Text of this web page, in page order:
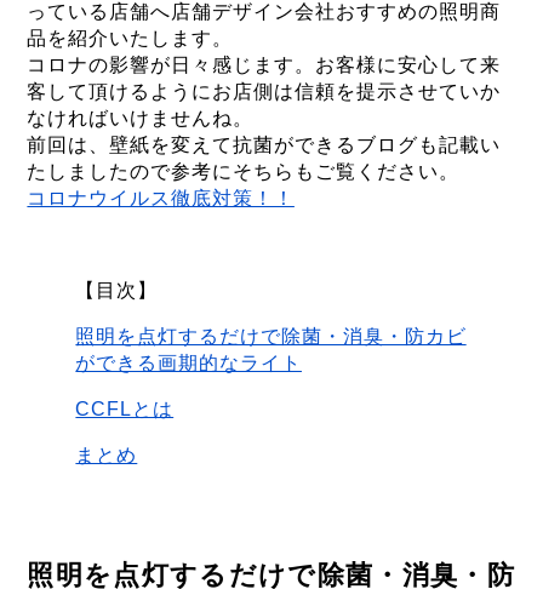
っている店舗へ店舗デザイン会社おすすめの照明商
品を紹介いたします。
コロナの影響が日々感じます。お客様に安心して来
客して頂けるようにお店側は信頼を提示させていか
なければいけませんね。
前回は、壁紙を変えて抗菌ができるブログも記載い
たしましたので参考にそちらもご覧ください。
コロナウイルス徹底対策！！
【目次】
照明を点灯するだけで除菌・消臭・防カビ
ができる画期的なライト
CCFLとは
まとめ
照明を点灯するだけで除菌・消臭・防